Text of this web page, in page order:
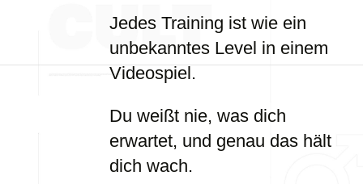
Jedes Training ist wie ein
unbekanntes Level in einem
Videospiel.
Du weißt nie, was dich
erwartet, und genau das hält
dich wach.